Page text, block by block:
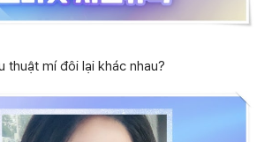
thuật mí đôi lại khác nhau?